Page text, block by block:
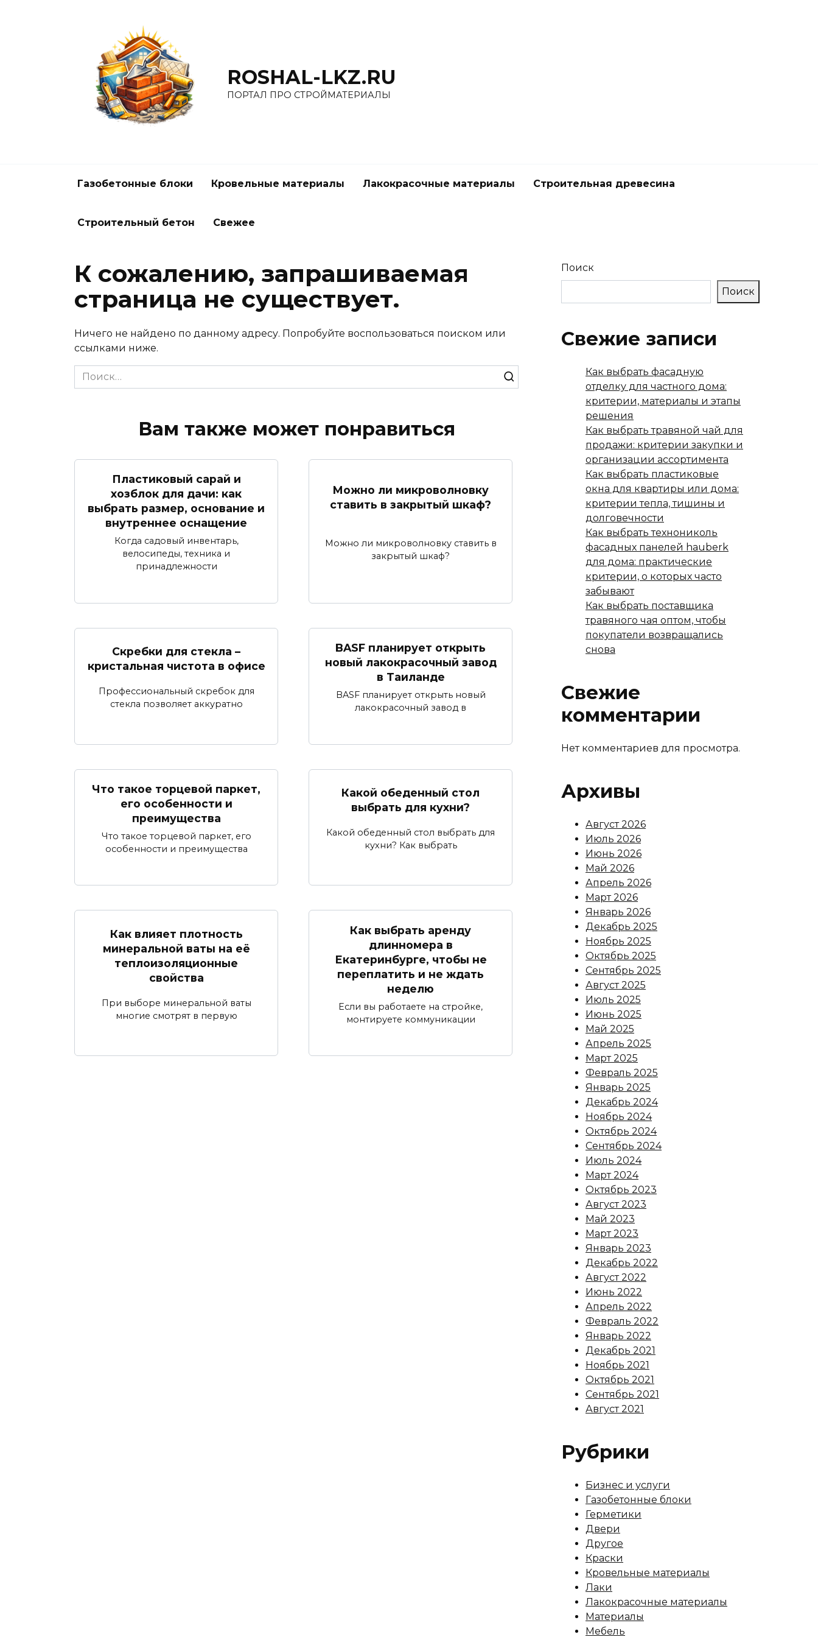
ROSHAL-LKZ.RU
ПОРТАЛ ПРО СТРОЙМАТЕРИАЛЫ
Газобетонные блоки Кровельные материалы Лакокрасочные материалы Строительная древесина
Строительный бетон Свежее
К сожалению, запрашиваемая
страница не существует.
Ничего не найдено по данному адресу. Попробуйте воспользоваться поиском или
ссылками ниже.
Search
for:
Вам также может понравиться
Пластиковый сарай и
хозблок для дачи: как
выбрать размер, основание и
внутреннее оснащение
Когда садовый инвентарь,
велосипеды, техника и
принадлежности
Можно ли микроволновку
ставить в закрытый шкаф?
Можно ли микроволновку ставить в
закрытый шкаф?
Скребки для стекла –
кристальная чистота в офисе
Профессиональный скребок для
стекла позволяет аккуратно
BASF планирует открыть
новый лакокрасочный завод
в Таиланде
BASF планирует открыть новый
лакокрасочный завод в
Что такое торцевой паркет,
его особенности и
преимущества
Что такое торцевой паркет, его
особенности и преимущества
Какой обеденный стол
выбрать для кухни?
Какой обеденный стол выбрать для
кухни? Как выбрать
Как влияет плотность
минеральной ваты на её
теплоизоляционные
свойства
При выборе минеральной ваты
многие смотрят в первую
Как выбрать аренду
длинномера в
Екатеринбурге, чтобы не
переплатить и не ждать
неделю
Если вы работаете на стройке,
монтируете коммуникации
Поиск
Поиск
Свежие записи
Как выбрать фасадную
отделку для частного дома:
критерии, материалы и этапы
решения
Как выбрать травяной чай для
продажи: критерии закупки и
организации ассортимента
Как выбрать пластиковые
окна для квартиры или дома:
критерии тепла, тишины и
долговечности
Как выбрать технониколь
фасадных панелей hauberk
для дома: практические
критерии, о которых часто
забывают
Как выбрать поставщика
травяного чая оптом, чтобы
покупатели возвращались
снова
Свежие
комментарии
Нет комментариев для просмотра.
Архивы
Август 2026
Июль 2026
Июнь 2026
Май 2026
Апрель 2026
Март 2026
Январь 2026
Декабрь 2025
Ноябрь 2025
Октябрь 2025
Сентябрь 2025
Август 2025
Июль 2025
Июнь 2025
Май 2025
Апрель 2025
Март 2025
Февраль 2025
Январь 2025
Декабрь 2024
Ноябрь 2024
Октябрь 2024
Сентябрь 2024
Июль 2024
Март 2024
Октябрь 2023
Август 2023
Май 2023
Март 2023
Январь 2023
Декабрь 2022
Август 2022
Июнь 2022
Апрель 2022
Февраль 2022
Январь 2022
Декабрь 2021
Ноябрь 2021
Октябрь 2021
Сентябрь 2021
Август 2021
Рубрики
Бизнес и услуги
Газобетонные блоки
Герметики
Двери
Другое
Краски
Кровельные материалы
Лаки
Лакокрасочные материалы
Материалы
Мебель